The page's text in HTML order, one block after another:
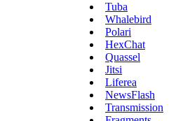
Tuba
Whalebird
Polari
HexChat
Quassel
Jitsi
Liferea
NewsFlash
Transmission